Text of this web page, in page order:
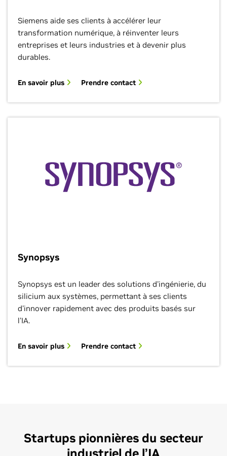
Siemens aide ses clients à accélérer leur
transformation numérique, à réinventer leurs
entreprises et leurs industries et à devenir plus
durables.
En savoir plus Prendre contact
Synopsys
Synopsys est un leader des solutions d'ingénierie, du
silicium aux systèmes, permettant à ses clients
d'innover rapidement avec des produits basés sur
l'IA.
En savoir plus Prendre contact
Startups pionnières du secteur